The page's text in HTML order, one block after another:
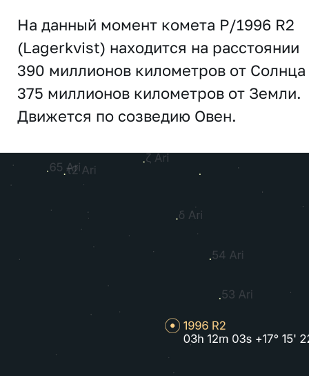
На данный момент комета P/1996 R2
(Lagerkvist) находится на расстоянии
390 миллионов километров от Солнца
375 миллионов километров от Земли.
Движется по созведию Овен.